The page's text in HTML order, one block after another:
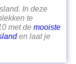
In deze
te
met de mooiste
en laat je